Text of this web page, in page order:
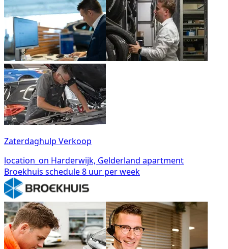
Zaterdaghulp Verkoop
location_on Harderwijk, Gelderland apartment
Broekhuis schedule8 uur per week